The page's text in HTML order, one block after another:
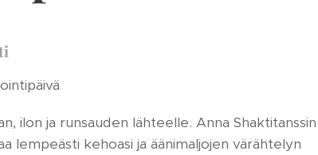
ilon ja runsauden lähteelle. Anna Shaktitanssin
lempeästi kehoasi ja äänimaljojen värähtelyn